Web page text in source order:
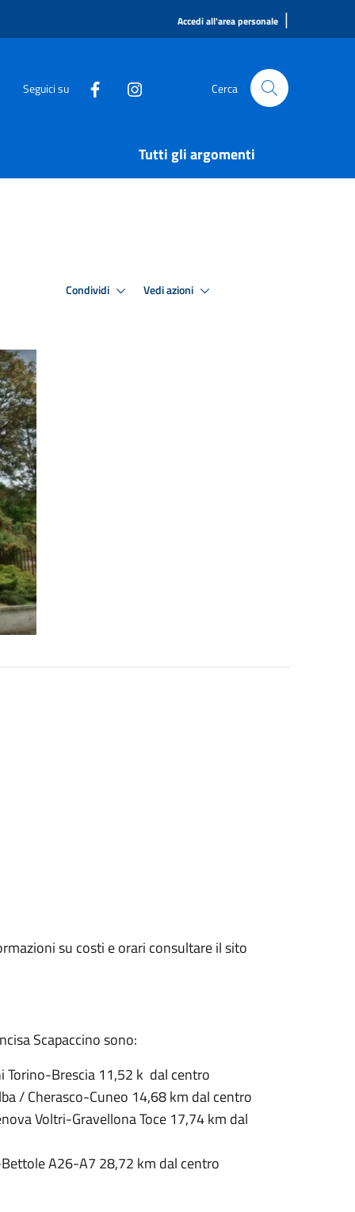
Accedi all'area personale |
Seguici su Cerca
Tutti gli argomenti
Condividi Vedi azioni
su costi e orari consultare il sito
Scapaccino sono:
Torino-Brescia 11,52 k dal centro
/ Cherasco-Cuneo 14,68 km dal centro
Voltri-Gravellona Toce 17,74 km dal
A26-A7 28,72 km dal centro